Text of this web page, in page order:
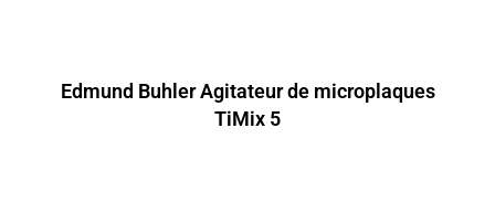
Edmund Buhler Agitateur de microplaques
TiMix 5